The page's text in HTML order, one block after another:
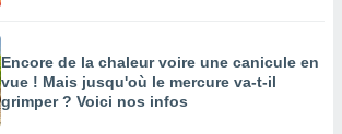
Encore de la chaleur voire une canicule en
vue ! Mais jusqu'où le mercure va-t-il
grimper ? Voici nos infos